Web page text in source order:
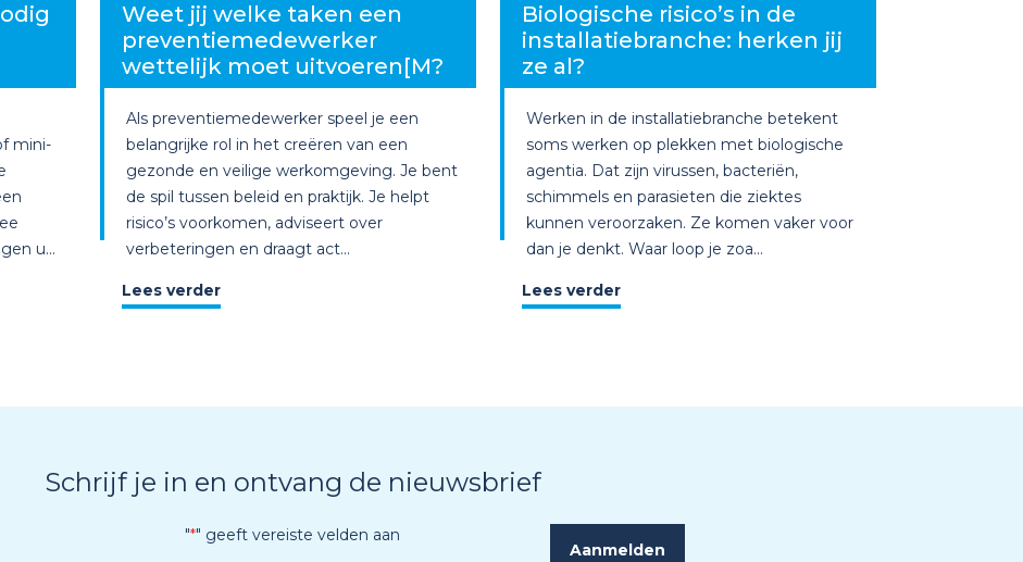
mini-
u...
Weet jij welke taken een
preventiemedewerker
wettelijk moet uitvoeren[M?
Als preventiemedewerker speel je een
belangrijke rol in het creëren van een
gezonde en veilige werkomgeving. Je bent
de spil tussen beleid en praktijk. Je helpt
risico’s voorkomen, adviseert over
verbeteringen en draagt act...
Lees verder
Biologische risico’s in de
installatiebranche: herken jij
ze al?
Werken in de installatiebranche betekent
soms werken op plekken met biologische
agentia. Dat zijn virussen, bacteriën,
schimmels en parasieten die ziektes
kunnen veroorzaken. Ze komen vaker voor
dan je denkt. Waar loop je zoa...
Lees verder
Schrijf je in en ontvang de nieuwsbrief
"*" geeft vereiste velden aan